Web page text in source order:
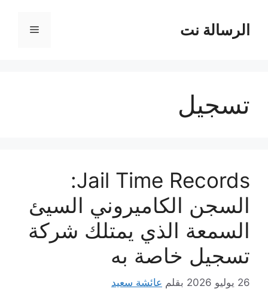
المحتوىالرسالة نت القائمة
تسجيل
Jail Time Records:
السجن الكاميروني السيئ
السمعة الذي يمتلك شركة
تسجيل خاصة به
26 يوليو 2026 بقلم عائشة سعيد